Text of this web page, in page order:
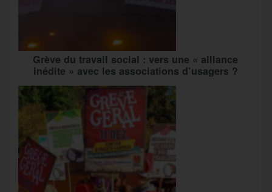
Grève du travail social : vers une « alliance
inédite » avec les associations d’usagers ?